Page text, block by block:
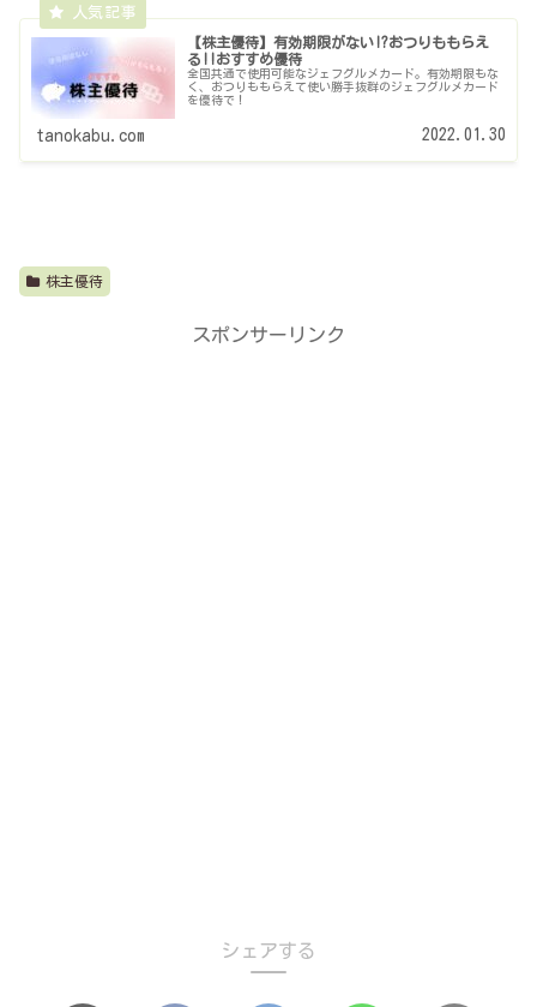
【株主優待】有効期限がない!?おつりももらえ
る!!おすすめ優待
全国共通で使用可能なジェフグルメカード。有効期限もな
く、おつりももらえて使い勝手抜群のジェフグルメカード
を優待で！
tanokabu.com 2022.01.30
株主優待
スポンサーリンク
シェアする